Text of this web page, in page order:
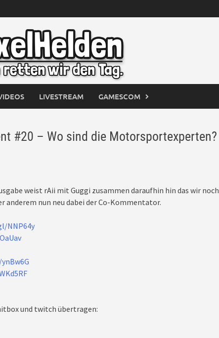
LIVESTREAM GAMESCOM
#20 – Wo sind die Motorsportexperten?
weist rAii mit Guggi zusammen daraufhin hin das wir noch
anderem nun neu dabei der Co-Kommentator.
NNP64y
und twitch übertragen: